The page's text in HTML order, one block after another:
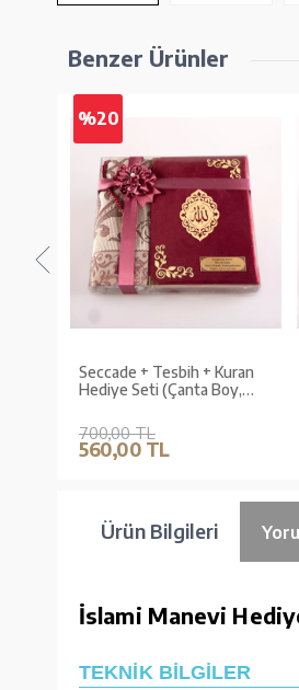
Benzer Ürünler
%20
Seccade + Tesbih + Kuran
Hediye Seti (Çanta Boy,
700,00 TL
560,00 TL
Ürün Bilgileri
İslami Manevi
TEKNİK BİLGİLER